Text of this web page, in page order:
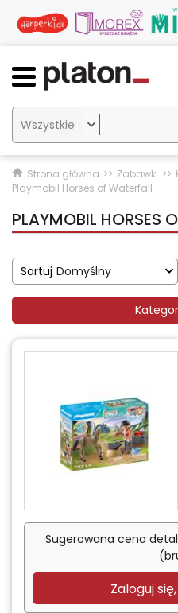

Strona główna Zabawki
Playmobil Horses of Waterfall
PLAYMOBIL HORSES
Sortuj Domyślny
Sugerowana cena
Zaloguj